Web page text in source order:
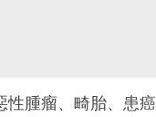
腫瘤、畸胎、患